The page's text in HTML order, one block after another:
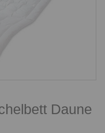
Daune